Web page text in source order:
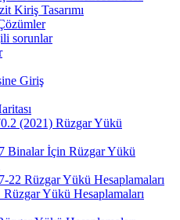
Kiriş Tasarımı
sorunlar
Giriş
(2021) Rüzgar Yükü
Binalar İçin Rüzgar Yükü
Rüzgar Yükü Hesaplamaları
Yükü Hesaplamaları